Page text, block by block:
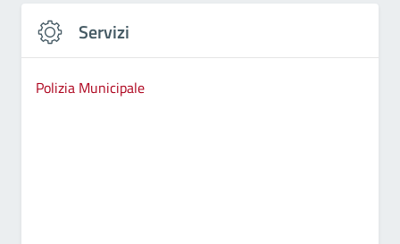
Servizi
Polizia Municipale